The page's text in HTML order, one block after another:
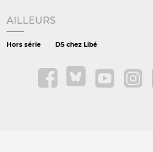
AILLEURS
Hors série DS chez Libé